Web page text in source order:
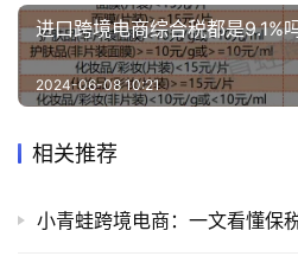
进口跨境电商综合税都是9.1%
2024-06-08 10:21
相关推荐
小青蛙跨境电商：一文看懂保